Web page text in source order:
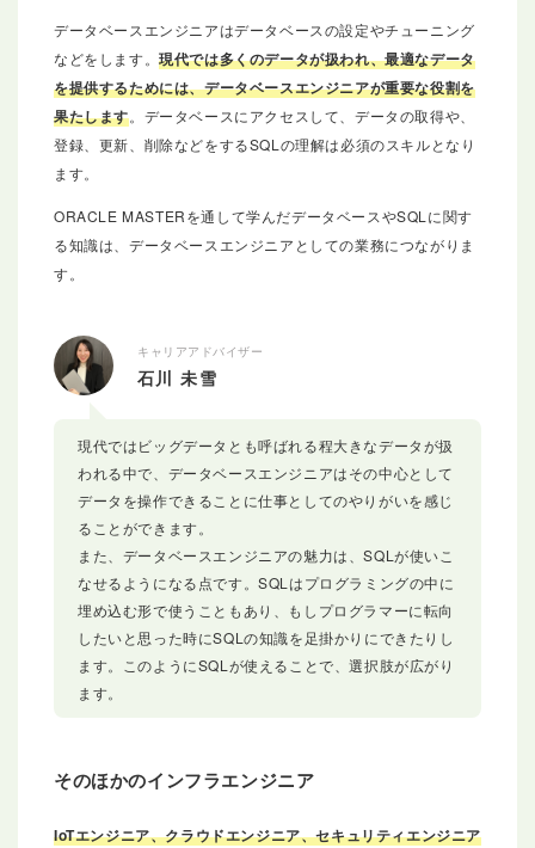
データベースエンジニアはデータベースの設定やチューニング
などをします。現代では多くのデータが扱われ、最適なデータ
を提供するためには、データベースエンジニアが重要な役割を
果たします。データベースにアクセスして、データの取得や、
登録、更新、削除などをするSQLの理解は必須のスキルとなり
ます。
ORACLE MASTERを通して学んだデータベースやSQLに関す
る知識は、データベースエンジニアとしての業務につながりま
す。
キャリアアドバイザー
石川 未雪
現代ではビッグデータとも呼ばれる程大きなデータが扱
われる中で、データベースエンジニアはその中心として
データを操作できることに仕事としてのやりがいを感じ
ることができます。
また、データベースエンジニアの魅力は、SQLが使いこ
なせるようになる点です。SQLはプログラミングの中に
埋め込む形で使うこともあり、もしプログラマーに転向
したいと思った時にSQLの知識を足掛かりにできたりし
ます。このようにSQLが使えることで、選択肢が広がり
ます。
そのほかのインフラエンジニア
IoTエンジニア、クラウドエンジニア、セキュリティエンジニア